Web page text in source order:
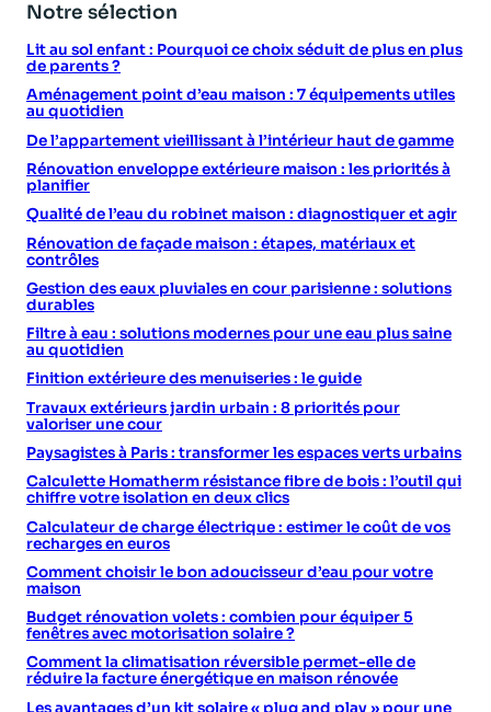
Notre sélection
Lit au sol enfant : Pourquoi ce choix séduit de plus en plus
de parents ?
Aménagement point d’eau maison : 7 équipements utiles
au quotidien
De l’appartement vieillissant à l’intérieur haut de gamme
Rénovation enveloppe extérieure maison : les priorités à
planifier
Qualité de l’eau du robinet maison : diagnostiquer et agir
Rénovation de façade maison : étapes, matériaux et
contrôles
Gestion des eaux pluviales en cour parisienne : solutions
durables
Filtre à eau : solutions modernes pour une eau plus saine
au quotidien
Finition extérieure des menuiseries : le guide
Travaux extérieurs jardin urbain : 8 priorités pour
valoriser une cour
Paysagistes à Paris : transformer les espaces verts urbains
Calculette Homatherm résistance fibre de bois : l’outil qui
chiffre votre isolation en deux clics
Calculateur de charge électrique : estimer le coût de vos
recharges en euros
Comment choisir le bon adoucisseur d’eau pour votre
maison
Budget rénovation volets : combien pour équiper 5
fenêtres avec motorisation solaire ?
Comment la climatisation réversible permet-elle de
réduire la facture énergétique en maison rénovée
Les avantages d’un kit solaire « plug and play » pour une